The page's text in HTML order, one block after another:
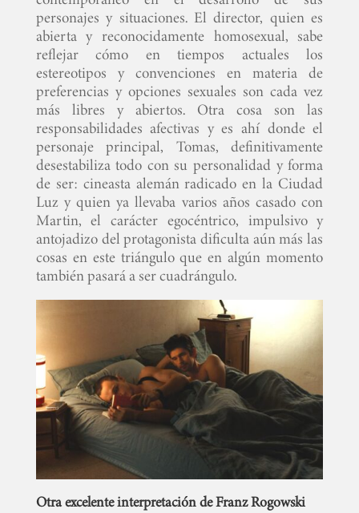
personajes y situaciones. El director, quien es
abierta y reconocidamente homosexual, sabe
reflejar cómo en tiempos actuales los
estereotipos y convenciones en materia de
preferencias y opciones sexuales son cada vez
más libres y abiertos. Otra cosa son las
responsabilidades afectivas y es ahí donde el
personaje principal, Tomas, definitivamente
desestabiliza todo con su personalidad y forma
de ser: cineasta alemán radicado en la Ciudad
Luz y quien ya llevaba varios años casado con
Martin, el carácter egocéntrico, impulsivo y
antojadizo del protagonista dificulta aún más las
cosas en este triángulo que en algún momento
también pasará a ser cuadrángulo.
Otra excelente interpretación de Franz Rogowski